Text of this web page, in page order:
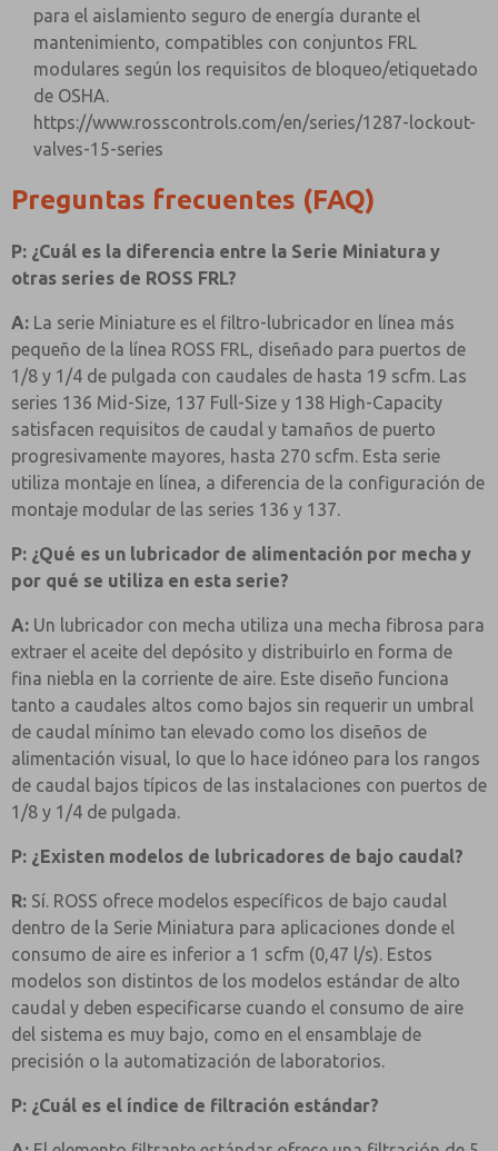
para el aislamiento seguro de energía durante el
mantenimiento, compatibles con conjuntos FRL
modulares según los requisitos de bloqueo/etiquetado
de OSHA.
https://www.rosscontrols.com/en/series/1287-lockout-
valves-15-series
Preguntas frecuentes (FAQ)
P: ¿Cuál es la diferencia entre la Serie Miniatura y
otras series de ROSS FRL?
A: La serie Miniature es el filtro-lubricador en línea más
pequeño de la línea ROSS FRL, diseñado para puertos de
1/8 y 1/4 de pulgada con caudales de hasta 19 scfm. Las
series 136 Mid-Size, 137 Full-Size y 138 High-Capacity
satisfacen requisitos de caudal y tamaños de puerto
progresivamente mayores, hasta 270 scfm. Esta serie
utiliza montaje en línea, a diferencia de la configuración de
montaje modular de las series 136 y 137.
P: ¿Qué es un lubricador de alimentación por mecha y
por qué se utiliza en esta serie?
A: Un lubricador con mecha utiliza una mecha fibrosa para
extraer el aceite del depósito y distribuirlo en forma de
fina niebla en la corriente de aire. Este diseño funciona
tanto a caudales altos como bajos sin requerir un umbral
de caudal mínimo tan elevado como los diseños de
alimentación visual, lo que lo hace idóneo para los rangos
de caudal bajos típicos de las instalaciones con puertos de
1/8 y 1/4 de pulgada.
P: ¿Existen modelos de lubricadores de bajo caudal?
R: Sí. ROSS ofrece modelos específicos de bajo caudal
dentro de la Serie Miniatura para aplicaciones donde el
consumo de aire es inferior a 1 scfm (0,47 l/s). Estos
modelos son distintos de los modelos estándar de alto
caudal y deben especificarse cuando el consumo de aire
del sistema es muy bajo, como en el ensamblaje de
precisión o la automatización de laboratorios.
P: ¿Cuál es el índice de filtración estándar?